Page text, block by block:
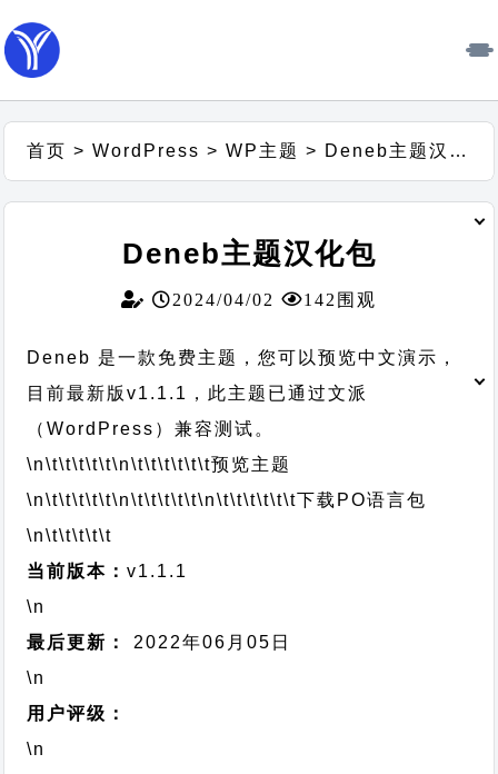
首页 >WordPress >WP主题 > Deneb主题汉化包
Deneb主题汉化包
2024/04/02 142围观
Deneb 是一款免费主题，您可以预览中文演示，
目前最新版v1.1.1，此主题已通过文派
（WordPress）兼容测试。
\n\t\t\t\t\t\n\t\t\t\t\t\t预览主题
\n\t\t\t\t\t\n\t\t\t\t\t\n\t\t\t\t\t\t下载PO语言包
\n\t\t\t\t\t
当前版本：v1.1.1
\n
最后更新：
2022年06月05日
\n
用户评级：
\n